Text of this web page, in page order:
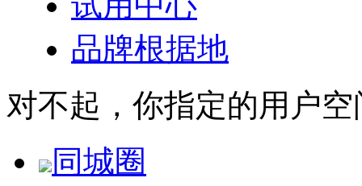
品牌根据地
对不起，你指定的用户
同城圈